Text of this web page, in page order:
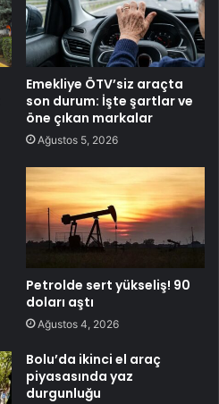
Emekliye ÖTV’siz araçta
son durum: İşte şartlar ve
öne çıkan markalar
Ağustos 5, 2026
Petrolde sert yükseliş! 90
doları aştı
Ağustos 4, 2026
Bolu’da ikinci el araç
piyasasında yaz
durgunluğu